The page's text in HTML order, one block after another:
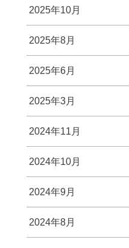
2025年10月
2025年8月
2025年6月
2025年3月
2024年11月
2024年10月
2024年9月
2024年8月